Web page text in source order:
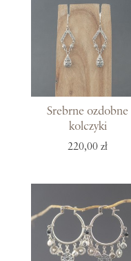
Srebrne ozdobne
kolczyki
220,00 zł